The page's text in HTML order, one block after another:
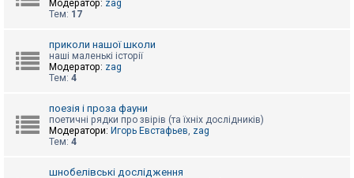
Модератор: zag
Тем: 17
приколи нашої школи
наші маленькі історії
Модератор: zag
Тем: 4
поезія і проза фауни
поетичні рядки про звірів (та їхніх дослідників)
Модератори: Игорь Евстафьев, zag
Тем: 4
шнобелівські дослідження